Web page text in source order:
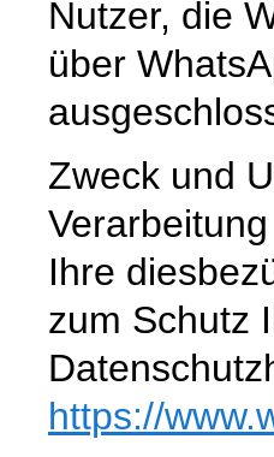
Nutzer, die
über
Zweck und
Ihre
zum Schutz
https://